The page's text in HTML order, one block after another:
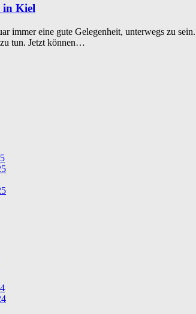
in Kiel
immer eine gute Gelegenheit, unterwegs zu
tun. Jetzt können…